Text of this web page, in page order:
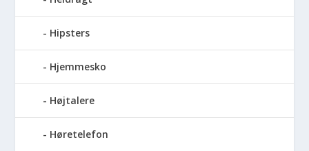
Hipsters
Hjemmesko
Højtalere
Høretelefon